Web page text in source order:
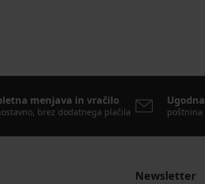
menjava in vračilo
brez dodatnega plačila
Ugodna
poštnina
Newsletter